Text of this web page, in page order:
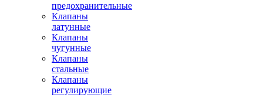
предохранительные
Клапаны
латунные
Клапаны
чугунные
Клапаны
стальные
Клапаны
регулирующие